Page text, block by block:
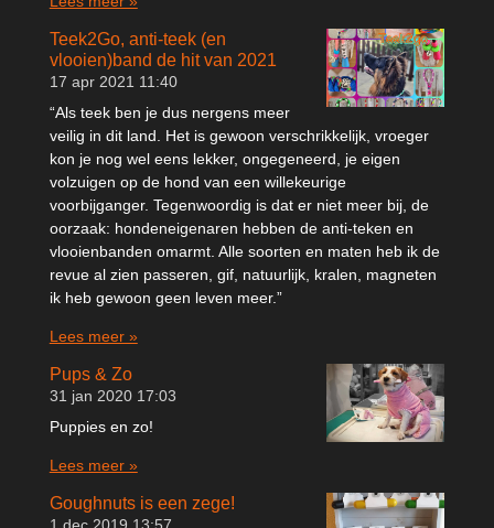
Teek2Go, anti-teek (en
vlooien)band de hit van 2021
17 apr 2021 11:40
“Als teek ben je dus nergens meer
veilig in dit land. Het is gewoon verschrikkelijk, vroeger
kon je nog wel eens lekker, ongegeneerd, je eigen
volzuigen op de hond van een willekeurige
voorbijganger. Tegenwoordig is dat er niet meer bij, de
oorzaak: hondeneigenaren hebben de anti-teken en
vlooienbanden omarmt. Alle soorten en maten heb ik de
revue al zien passeren, gif, natuurlijk, kralen, magneten
ik heb gewoon geen leven meer.”
Lees meer »
Pups & Zo
31 jan 2020 17:03
Puppies en zo!
Lees meer »
Goughnuts is een zege!
1 dec 2019 13:57